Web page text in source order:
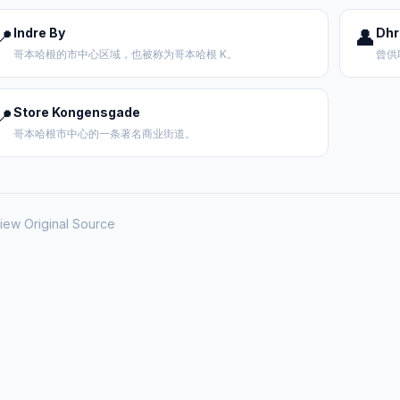
Indre By
哥本哈根的市中心区域，也被称为哥本哈根 K。
👤
曾
Store Kongensgade
哥本哈根市中心的一条著名商业街道。
Original Source